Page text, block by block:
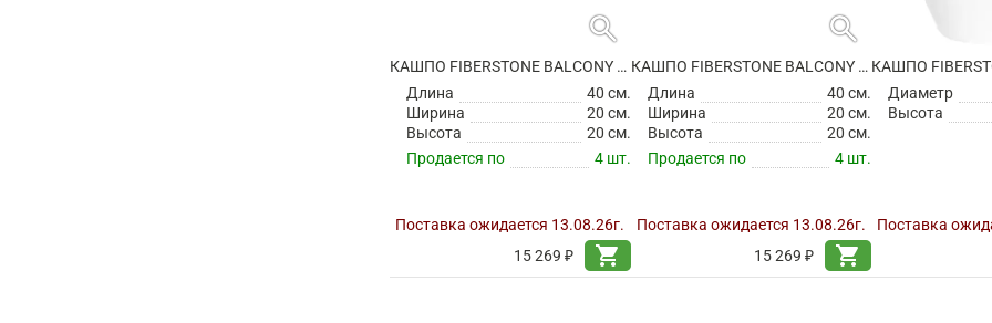
search
КАШПО FIBERSTONE BALCONY XS GLOSSY WHITE
Длина
40 см.
Ширина
20 см.
Высота
20 см.
Продается по
4 шт.
Поставка ожидается 13.08.26г.
15 269 ₽
shopping_cart
search
КАШПО FIBERSTONE BALCONY XS MATT WHITE
Длина
40 см.
Ширина
20 см.
Высота
20 см.
Продается по
4 шт.
Поставка ожидается 13.08.26г.
15 269 ₽
shopping_cart
Диаметр
Высота
Поставка